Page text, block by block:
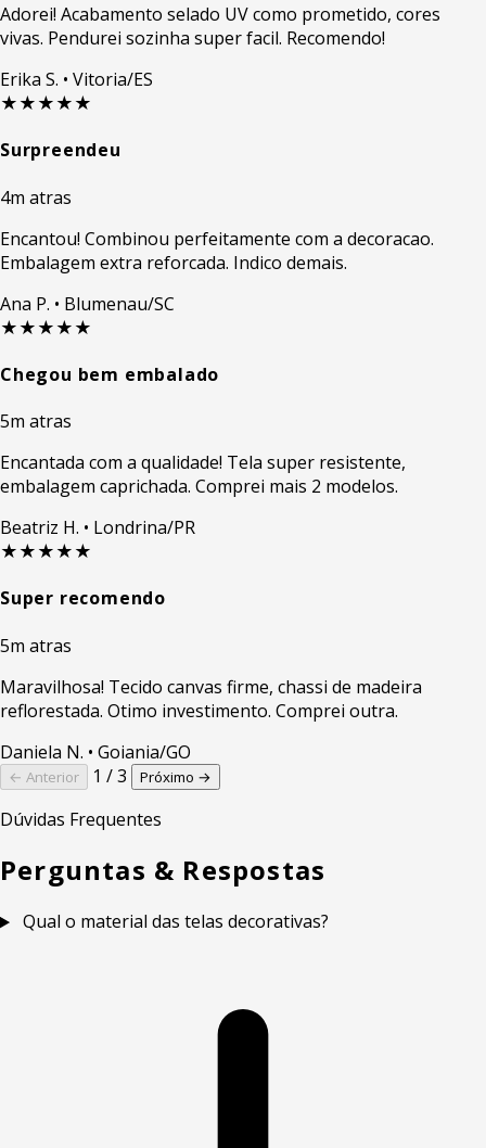
Adorei! Acabamento selado UV como prometido, cores
vivas. Pendurei sozinha super facil. Recomendo!
Erika S. • Vitoria/ES
★★★★★
Surpreendeu
4m atras
Encantou! Combinou perfeitamente com a decoracao.
Embalagem extra reforcada. Indico demais.
Ana P. • Blumenau/SC
★★★★★
Chegou bem embalado
5m atras
Encantada com a qualidade! Tela super resistente,
embalagem caprichada. Comprei mais 2 modelos.
Beatriz H. • Londrina/PR
★★★★★
Super recomendo
5m atras
Maravilhosa! Tecido canvas firme, chassi de madeira
reflorestada. Otimo investimento. Comprei outra.
Daniela N. • Goiania/GO
← Anterior 1 / 3 Próximo →
Dúvidas Frequentes
Perguntas & Respostas
Qual o material das telas decorativas?